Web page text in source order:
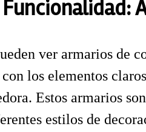
ver armarios de
los elementos
Estos armarios
estilos de